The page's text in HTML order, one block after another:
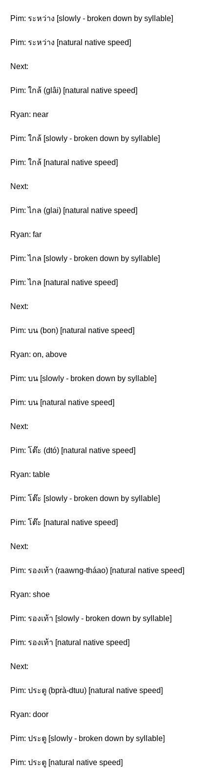
Pim: ระหว่าง [slowly - broken down by syllable]
Pim: ระหว่าง [natural native speed]
Next:
Pim: ใกล้ (glâi) [natural native speed]
Ryan: near
Pim: ใกล้ [slowly - broken down by syllable]
Pim: ใกล้ [natural native speed]
Next:
Pim: ไกล (glai) [natural native speed]
Ryan: far
Pim: ไกล [slowly - broken down by syllable]
Pim: ไกล [natural native speed]
Next:
Pim: บน (bon) [natural native speed]
Ryan: on, above
Pim: บน [slowly - broken down by syllable]
Pim: บน [natural native speed]
Next:
Pim: โต๊ะ (dtó) [natural native speed]
Ryan: table
Pim: โต๊ะ [slowly - broken down by syllable]
Pim: โต๊ะ [natural native speed]
Next:
Pim: รองเท้า (raawng-tháao) [natural native speed]
Ryan: shoe
Pim: รองเท้า [slowly - broken down by syllable]
Pim: รองเท้า [natural native speed]
Next:
Pim: ประตู (bprà-dtuu) [natural native speed]
Ryan: door
Pim: ประตู [slowly - broken down by syllable]
Pim: ประตู [natural native speed]